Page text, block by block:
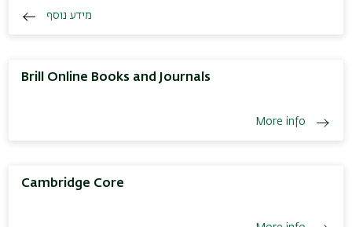
מידע נוסף
Brill Online Books and Journals
More info
Cambridge Core